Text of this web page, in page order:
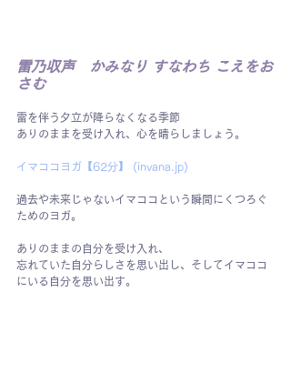
雷乃収声　かみなり すなわち こえをお
さむ
雷を伴う夕立が降らなくなる季節
ありのままを受け入れ、心を晴らしましょう。
イマココヨガ【62分】 (invana.jp)
過去や未来じゃないイマココという瞬間にくつろぐ
ためのヨガ。
ありのままの自分を受け入れ、
忘れていた自分らしさを思い出し、そしてイマココ
にいる自分を思い出す。